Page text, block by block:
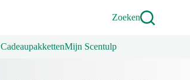
Zoeken
CadeaupakkettenMijn Scentulp